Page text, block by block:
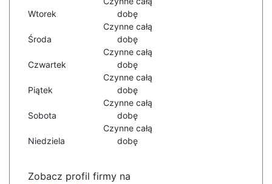
Wtorek
dobę
Środa
Czynne całą
dobę
Czwartek
Czynne całą
dobę
Piątek
Czynne całą
dobę
Sobota
Czynne całą
dobę
Niedziela
Czynne całą
dobę
Zobacz profil firmy na